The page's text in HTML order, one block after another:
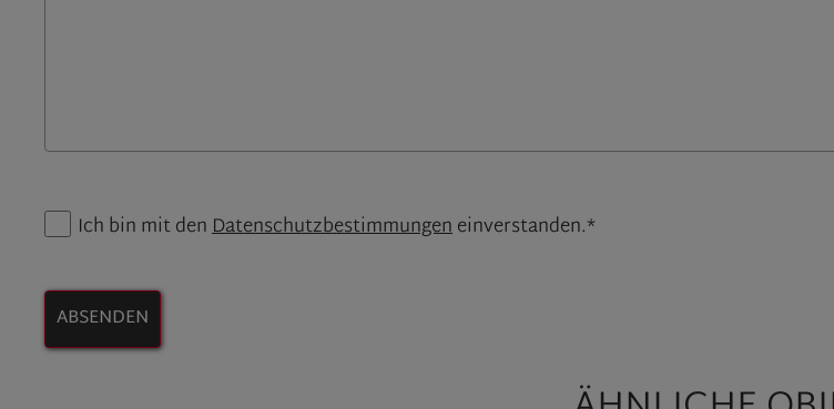
Ich bin mit denDatenschutzbestimmungeneinverstanden.*
ABSENDEN